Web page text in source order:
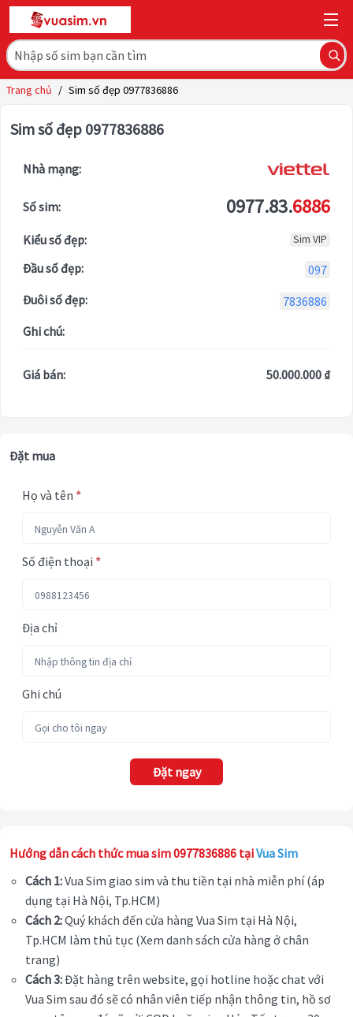
Trang chủ / Sim số đẹp 0977836886
Sim số đẹp 0977836886
Nhà mạng:
Số sim: 0977.83.6886
Kiểu số đẹp: Sim VIP
Đầu số đẹp:
097
Đuôi số đẹp:
7836886
Ghi chú:
Giá bán: 50.000.000 ₫
Đặt mua
Họ và tên *
Số điện thoại *
Địa chỉ
Ghi chú
Đặt ngay
Hướng dẫn cách thức mua sim 0977836886 tạiVua Sim
Cách 1:Vua Sim giao sim và thu tiền tại nhà miễn phí (áp
dụng tại Hà Nội, Tp.HCM)
Cách 2:Quý khách đến cửa hàng Vua Sim tại Hà Nội,
Tp.HCM làm thủ tục (Xem danh sách cửa hàng ở chân
trang)
Cách 3:Đặt hàng trên website, gọi hotline hoặc chat với
Vua Sim sau đó sẽ có nhân viên tiếp nhận thông tin, hồ sơ